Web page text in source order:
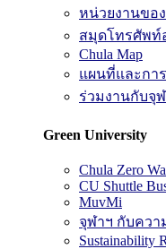
หน่วยงานขอ
สมุดโทรศัพท์
Chula Map
แผนที่และกา
ร่วมงานกับจุ
Green University
Chula Zero
CU Shuttle
MuvMi
จุฬาฯ กับควา
Sustainability